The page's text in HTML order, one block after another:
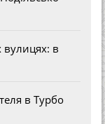
вулицях: в
в Турбо